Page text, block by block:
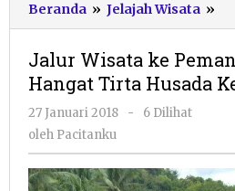
Beranda » Jelajah Wisata »
Air
Jalur Wisata ke
Hangat Tirta Husada
27 Januari 2018
oleh
-
6 Dilihat
oleh Pacitanku